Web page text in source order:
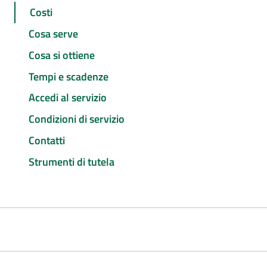
Costi
Cosa serve
Cosa si ottiene
Tempi e scadenze
Accedi al servizio
Condizioni di servizio
Contatti
Strumenti di tutela